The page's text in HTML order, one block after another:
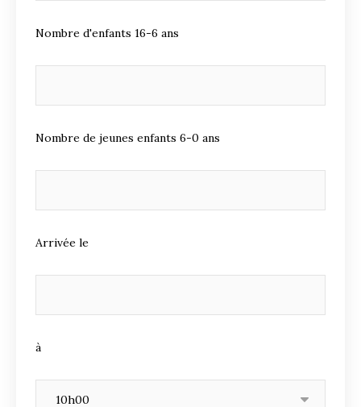
Nombre d'enfants 16-6 ans
Nombre de jeunes enfants 6-0 ans
Arrivée le
à